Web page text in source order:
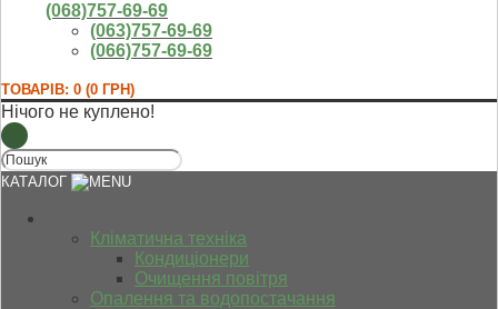
(068)757-69-69
(063)757-69-69
(066)757-69-69
ТОВАРІВ: 0 (0 ГРН)
Нічого не куплено!
КАТАЛОГ
Кліматична техніка
Кондиціонери
Очищення повітря
Опалення та водопостачання